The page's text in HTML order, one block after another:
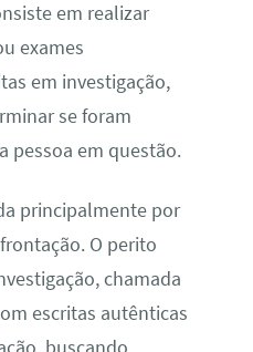
em realizar
exames
em investigação,
se foram
pessoa em questão.
principalmente por
O perito
chamada
escritas autênticas